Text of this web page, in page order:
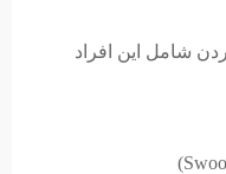
شامل این افراد